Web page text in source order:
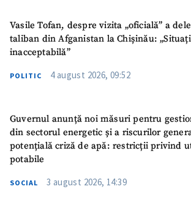
Vasile Tofan, despre vizita „oficială” a
taliban din Afganistan la Chișinău:
inacceptabilă”
POLITIC 4 august 2026, 09:52
Guvernul anunță noi măsuri pentru
din sectorul energetic și a riscurilor
potențială criză de apă: restricții privind
potabile
SOCIAL 3 august 2026, 14:39